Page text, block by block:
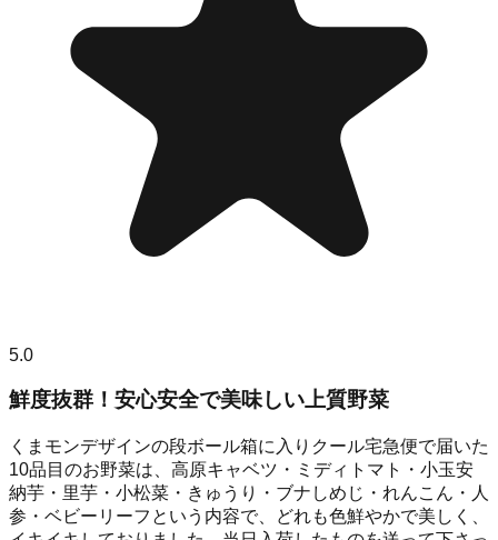
5.0
鮮度抜群！安心安全で美味しい上質野菜
くまモンデザインの段ボール箱に入りクール宅急便で届いた
10品目のお野菜は、高原キャベツ・ミディトマト・小玉安
納芋・里芋・小松菜・きゅうり・ブナしめじ・れんこん・人
参・ベビーリーフという内容で、どれも色鮮やかで美しく、